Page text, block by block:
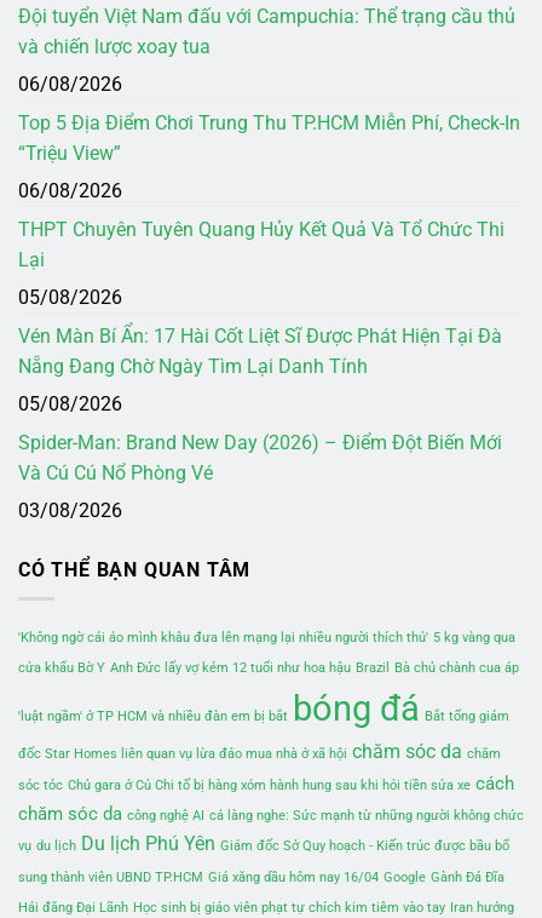
Đội tuyển Việt Nam đấu với Campuchia: Thể trạng cầu thủ
và chiến lược xoay tua
06/08/2026
Top 5 Địa Điểm Chơi Trung Thu TP.HCM Miễn Phí, Check-In
“Triệu View”
06/08/2026
THPT Chuyên Tuyên Quang Hủy Kết Quả Và Tổ Chức Thi
Lại
05/08/2026
Vén Màn Bí Ẩn: 17 Hài Cốt Liệt Sĩ Được Phát Hiện Tại Đà
Nẵng Đang Chờ Ngày Tìm Lại Danh Tính
05/08/2026
Spider-Man: Brand New Day (2026) – Điểm Đột Biến Mới
Và Cú Cú Nổ Phòng Vé
03/08/2026
CÓ THỂ BẠN QUAN TÂM
'Không ngờ cái áo mình khâu đưa lên mạng lại nhiều người thích thú' 5 kg vàng qua
cửa khẩu Bờ Y Anh Đức lấy vợ kém 12 tuổi như hoa hậu Brazil Bà chủ chành cua áp
'luật ngầm' ở TP HCM và nhiều đàn em bị bắt bóng đá Bắt tổng giám
đốc Star Homes liên quan vụ lừa đảo mua nhà ở xã hội chăm sóc da chăm
sóc tóc Chủ gara ở Củ Chi tố bị hàng xóm hành hung sau khi hỏi tiền sửa xe cách
chăm sóc da công nghệ AI cả làng nghe: Sức mạnh từ những người không chức
vụ du lịch Du lịch Phú Yên Giám đốc Sở Quy hoạch - Kiến trúc được bầu bổ
sung thành viên UBND TP.HCM Giá xăng dầu hôm nay 16/04 Google Gành Đá Đĩa
Hải đăng Đại Lãnh Học sinh bị giáo viên phạt tự chích kim tiêm vào tay Iran hướng